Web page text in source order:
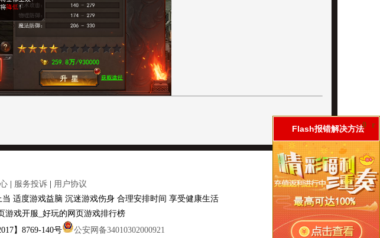
服务投诉
用户协议
适度游戏益脑 沉迷游戏伤身 合理安排时间 享受健康生活
游戏开服_好玩的网页游戏排行榜
】8769-140号 公安网备34010302000921
0 r
Flash报错解决方法